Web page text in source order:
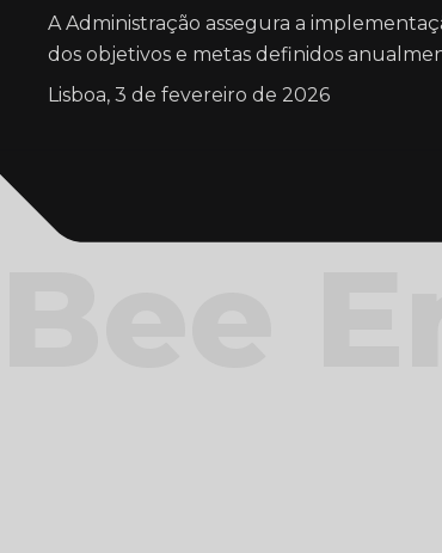
A Administração assegura a
dos objetivos e metas definidos
Lisboa, 3 de fevereiro de 2026
Bee